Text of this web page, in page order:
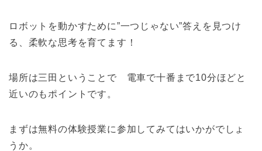
ロボットを動かすために”一つじゃない”答えを見つけ
る、柔軟な思考を育てます！
場所は三田ということで 電車で十番まで10分ほどと
近いのもポイントです。
まずは無料の体験授業に参加してみてはいかがでしょ
うか。